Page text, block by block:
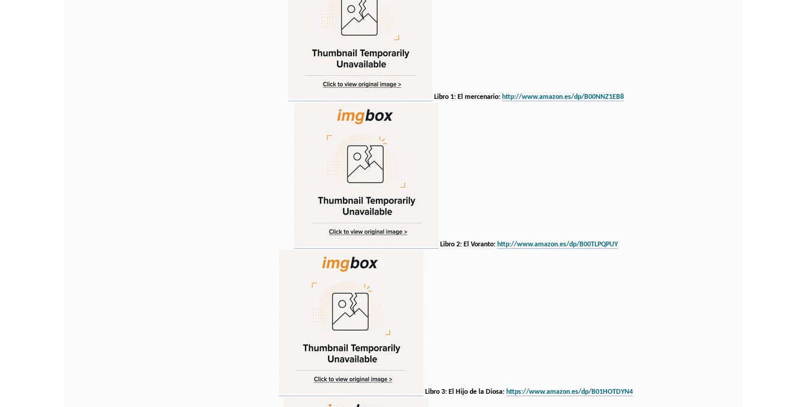
Libro 1: El mercenario: http://www.amazon.es/dp/B00NNZ1EB8
Libro 2: El Voranto: http://www.amazon.es/dp/B00TLPQPUY
Libro 3: El Hijo de la Diosa: https://www.amazon.es/dp/B01HOTDYN4